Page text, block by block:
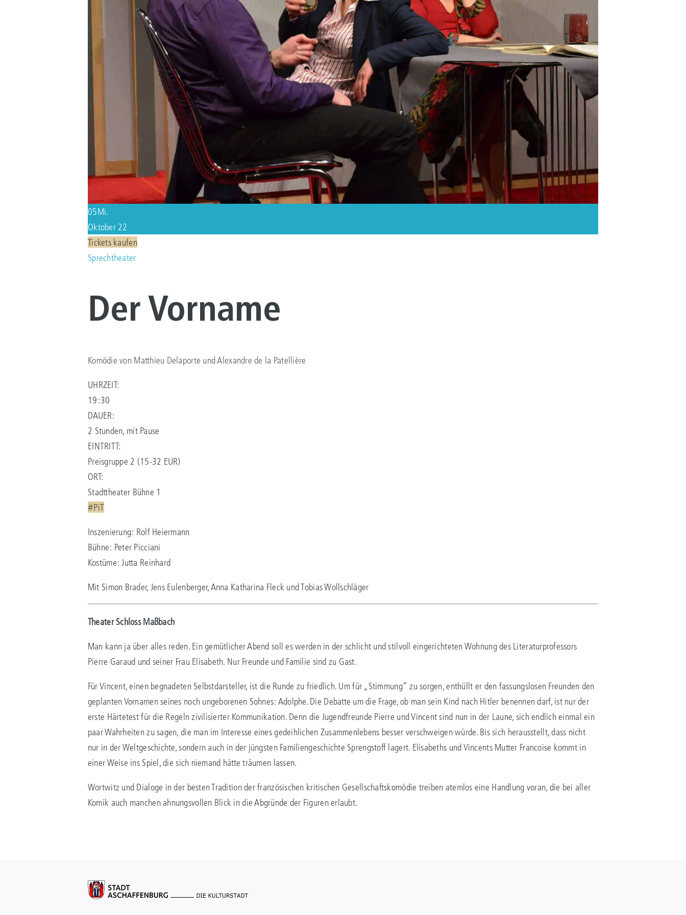
05Mi.
Oktober 22
Tickets kaufen
Sprechtheater
Der Vorname
Komödie von Matthieu Delaporte und Alexandre de la Patellière
UHRZEIT:
19:30
DAUER:
2 Stunden, mit Pause
EINTRITT:
Preisgruppe 2 (15-32 EUR)
ORT:
Stadttheater Bühne 1
#PiT
Inszenierung: Rolf Heiermann
Bühne: Peter Picciani
Kostüme: Jutta Reinhard
Mit Simon Brader, Jens Eulenberger, Anna Katharina Fleck und Tobias Wollschläger
Theater Schloss Maßbach
Man kann ja über alles reden. Ein gemütlicher Abend soll es werden in der schlicht und stilvoll eingerichteten Wohnung des Literaturprofessors
Pierre Garaud und seiner Frau Elisabeth. Nur Freunde und Familie sind zu Gast.
Für Vincent, einen begnadeten Selbstdarsteller, ist die Runde zu friedlich. Um für „Stimmung“ zu sorgen, enthüllt er den fassungslosen Freunden den
geplanten Vornamen seines noch ungeborenen Sohnes: Adolphe. Die Debatte um die Frage, ob man sein Kind nach Hitler benennen darf, ist nur der
erste Härtetest für die Regeln zivilisierter Kommunikation. Denn die Jugendfreunde Pierre und Vincent sind nun in der Laune, sich endlich einmal ein
paar Wahrheiten zu sagen, die man im Interesse eines gedeihlichen Zusammenlebens besser verschweigen würde. Bis sich herausstellt, dass nicht
nur in der Weltgeschichte, sondern auch in der jüngsten Familiengeschichte Sprengstoff lagert. Elisabeths und Vincents Mutter Francoise kommt in
einer Weise ins Spiel, die sich niemand hätte träumen lassen.
Wortwitz und Dialoge in der besten Tradition der französischen kritischen Gesellschaftskomödie treiben atemlos eine Handlung voran, die bei aller
Komik auch manchen ahnungsvollen Blick in die Abgründe der Figuren erlaubt.